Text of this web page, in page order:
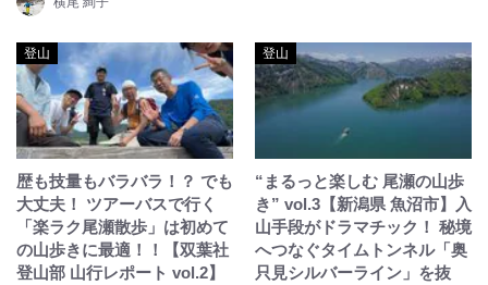
登山
歴も技量もバラバラ！？ でも
大丈夫！ ツアーバスで行く
「楽ラク尾瀬散歩」は初めて
の山歩きに最適！！【双葉社
登山部 山行レポート vol.2】
登山
“まるっと楽しむ 尾瀬の山歩
き” vol.3【新潟県 魚沼市】入
山手段がドラマチック！ 秘境
へつなぐタイムトンネル「奥
只見シルバーライン」を抜